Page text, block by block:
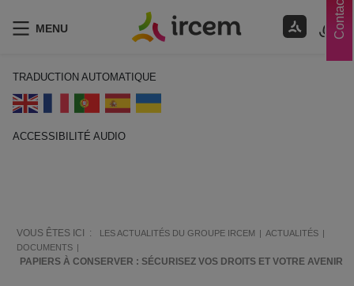
Contacts
MENU
TRADUCTION AUTOMATIQUE
ACCESSIBILITÉ AUDIO
VOUS ÊTES ICI : LES ACTUALITÉS DU GROUPE IRCEM
ACTUALITÉS
DOCUMENTS
PAPIERS À CONSERVER : SÉCURISEZ VOS DROITS ET VOTRE AVENIR